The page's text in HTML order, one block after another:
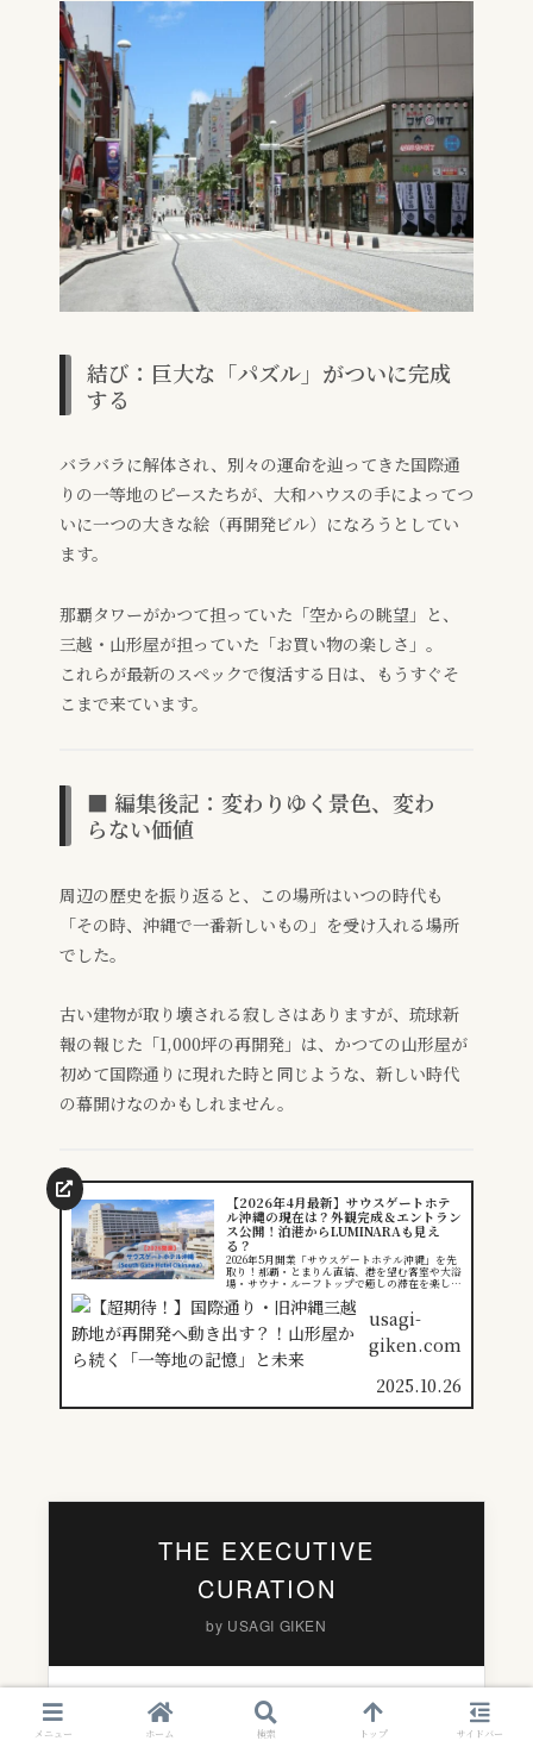
結び：巨大な「パズル」がついに完成
する
バラバラに解体され、別々の運命を辿ってきた国際通
りの一等地のピースたちが、大和ハウスの手によってつ
いに一つの大きな絵（再開発ビル）になろうとしてい
ます。
那覇タワーがかつて担っていた「空からの眺望」と、
三越・山形屋が担っていた「お買い物の楽しさ」。
これらが最新のスペックで復活する日は、もうすぐそ
こまで来ています。
■ 編集後記：変わりゆく景色、変わ
らない価値
周辺の歴史を振り返ると、この場所はいつの時代も
「その時、沖縄で一番新しいもの」を受け入れる場所
でした。
古い建物が取り壊される寂しさはありますが、琉球新
報の報じた「1,000坪の再開発」は、かつての山形屋が
初めて国際通りに現れた時と同じような、新しい時代
の幕開けなのかもしれません。
【2026年4月最新】サウスゲートホテ
ル沖縄の現在は？外観完成＆エントラン
ス公開！泊港からLUMINARAも見え
る？
2026年5月開業「サウスゲートホテル沖縄」を先
取り！那覇・とまりん直結、港を望む客室や大浴
場・サウナ・ルーフトップで癒しの滞在を楽し
usagi-
giken.com
2025.10.26
THE EXECUTIVE
CURATION
by USAGI GIKEN
25年の投資経験と独立リサーチアナリスト
メニュー ホーム 検索 トップ サイドバー